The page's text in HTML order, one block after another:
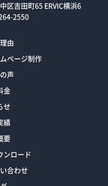
区吉田町65 ERVIC横浜6
2550
由
ページ制作
声
金
せ
績
要
ンロード
合わせ